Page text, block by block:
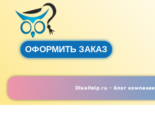
ОФОРМИТЬ ЗАКАЗ
DissHelp.ru - блог компании